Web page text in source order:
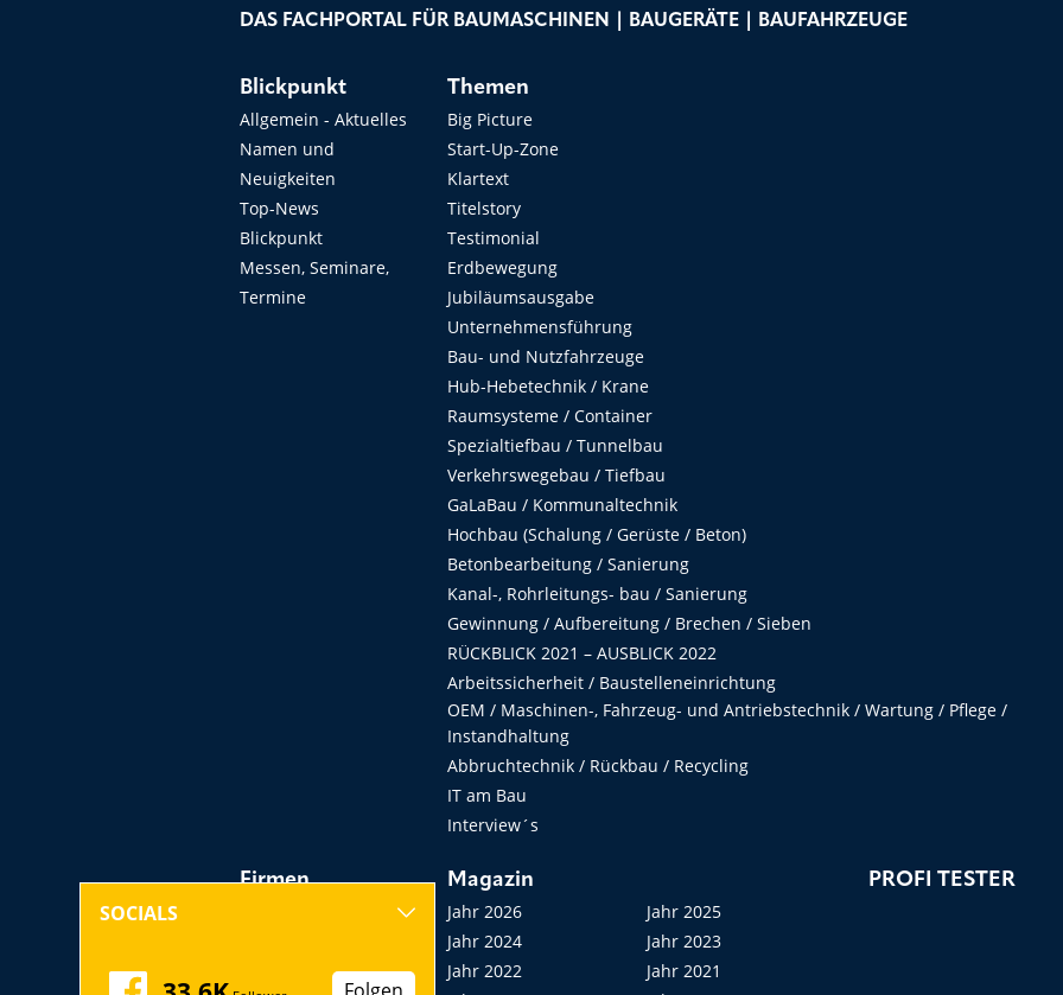
DAS FACHPORTAL FÜR BAUMASCHINEN | BAUGERÄTE | BAUFAHRZEUGE
Blickpunkt
Allgemein - Aktuelles
Namen und
Neuigkeiten
Top-News
Blickpunkt
Messen, Seminare,
Termine
Themen
Big Picture
Start-Up-Zone
Klartext
Titelstory
Testimonial
Erdbewegung
Jubiläumsausgabe
Unternehmensführung
Bau- und Nutzfahrzeuge
Hub-Hebetechnik / Krane
Raumsysteme / Container
Spezialtiefbau / Tunnelbau
Verkehrswegebau / Tiefbau
GaLaBau / Kommunaltechnik
Hochbau (Schalung / Gerüste / Beton)
Betonbearbeitung / Sanierung
Kanal-, Rohrleitungs- bau / Sanierung
Gewinnung / Aufbereitung / Brechen / Sieben
RÜCKBLICK 2021 – AUSBLICK 2022
Arbeitssicherheit / Baustelleneinrichtung
OEM / Maschinen-, Fahrzeug- und Antriebstechnik / Wartung / Pflege /
Instandhaltung
Abbruchtechnik / Rückbau / Recycling
IT am Bau
Interview´s
Firmen
Messen, Seminare,
Magazin
Jahr 2026
Jahr 2025
Jahr 2024
Jahr 2023
Jahr 2022
Jahr 2021
PROFI TESTER
SOCIALS